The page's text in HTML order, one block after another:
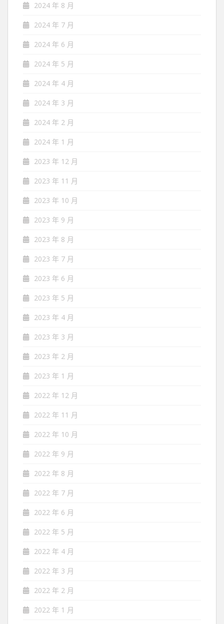
2024 年 8 月
2024 年 7 月
2024 年 6 月
2024 年 5 月
2024 年 4 月
2024 年 3 月
2024 年 2 月
2024 年 1 月
2023 年 12 月
2023 年 11 月
2023 年 10 月
2023 年 9 月
2023 年 8 月
2023 年 7 月
2023 年 6 月
2023 年 5 月
2023 年 4 月
2023 年 3 月
2023 年 2 月
2023 年 1 月
2022 年 12 月
2022 年 11 月
2022 年 10 月
2022 年 9 月
2022 年 8 月
2022 年 7 月
2022 年 6 月
2022 年 5 月
2022 年 4 月
2022 年 3 月
2022 年 2 月
2022 年 1 月